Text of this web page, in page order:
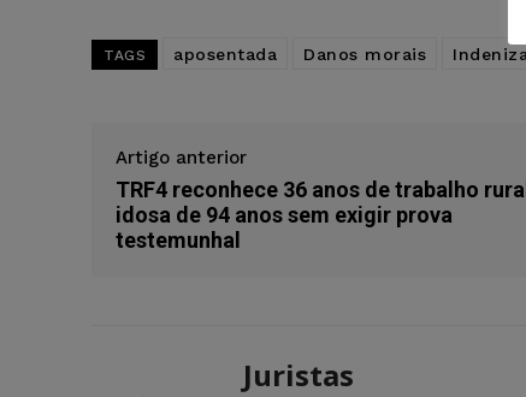
TAGS aposentada Danos morais
Artigo anterior
TRF4 reconhece 36 anos de trabalho
idosa de 94 anos sem exigir prova
testemunhal
Juristas